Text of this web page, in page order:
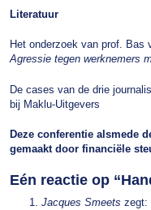
Literatuur
Het onderzoek van prof. Bas
Agressie tegen werknemers
De cases van de drie
bij Maklu-Uitgevers
Deze conferentie alsmede
gemaakt door financiële
Eén reactie op “
Jacques Smeets zegt: